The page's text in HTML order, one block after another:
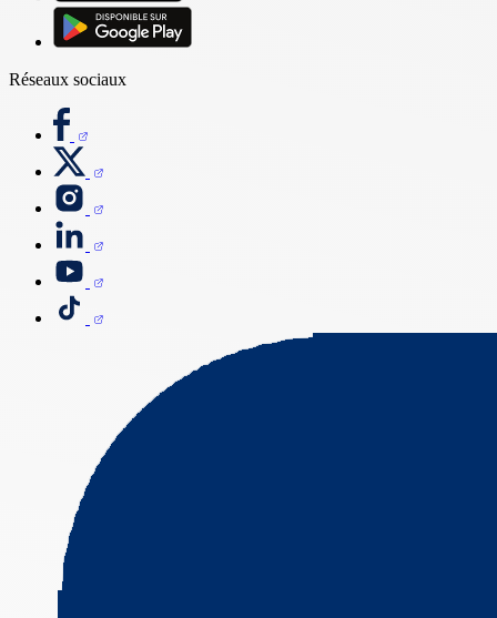
Réseaux sociaux